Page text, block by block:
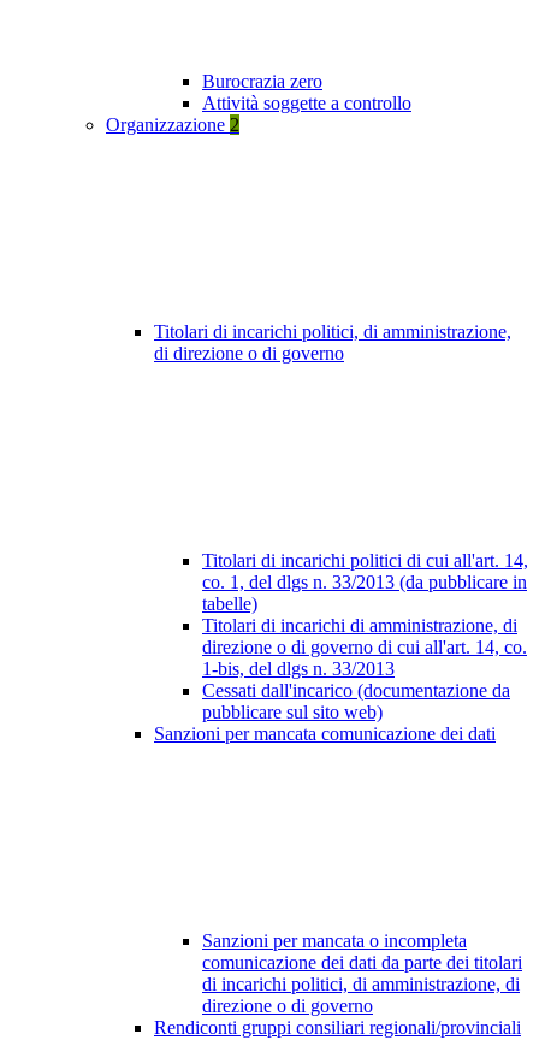
Burocrazia zero
Attività soggette a controllo
Organizzazione 2
Titolari di incarichi politici, di amministrazione,
di direzione o di governo
Titolari di incarichi politici di cui all'art. 14,
co. 1, del dlgs n. 33/2013 (da pubblicare in
tabelle)
Titolari di incarichi di amministrazione, di
direzione o di governo di cui all'art. 14, co.
1-bis, del dlgs n. 33/2013
Cessati dall'incarico (documentazione da
pubblicare sul sito web)
Sanzioni per mancata comunicazione dei dati
Sanzioni per mancata o incompleta
comunicazione dei dati da parte dei titolari
di incarichi politici, di amministrazione, di
direzione o di governo
Rendiconti gruppi consiliari regionali/provinciali